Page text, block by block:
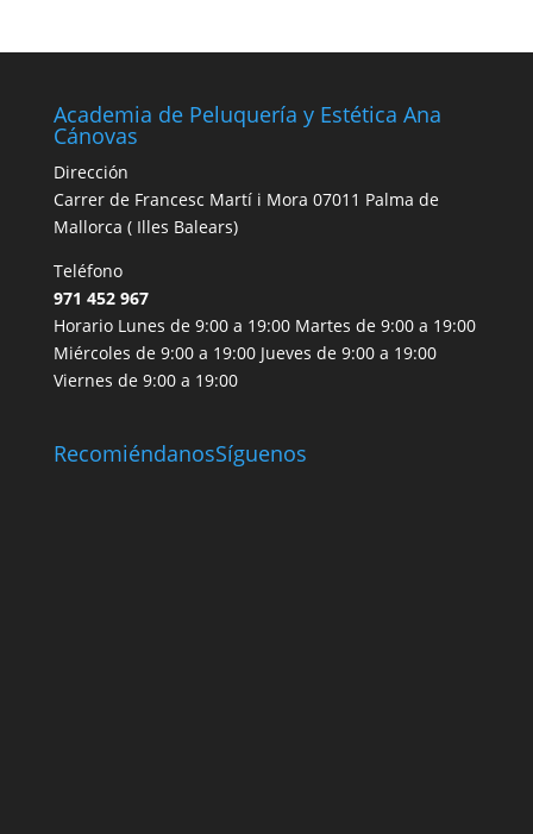
Academia de Peluquería y Estética Ana
Cánovas
Dirección
Carrer de Francesc Martí i Mora 07011 Palma de
Mallorca ( Illes Balears)
Teléfono
971 452 967
Horario Lunes de 9:00 a 19:00 Martes de 9:00 a 19:00
Miércoles de 9:00 a 19:00 Jueves de 9:00 a 19:00
Viernes de 9:00 a 19:00
RecomiéndanosSíguenos